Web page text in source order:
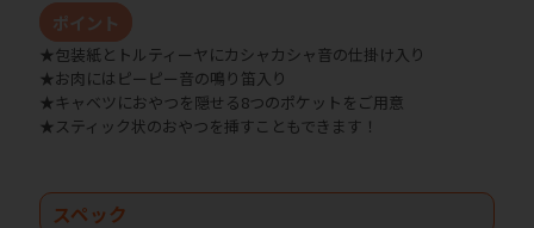
ポイント
★包装紙とトルティーヤにカシャカシャ音の仕掛け入り
★お肉にはピーピー音の鳴り笛入り
★キャベツにおやつを隠せる8つのポケットをご用意
★スティック状のおやつを挿すこともできます！
スペック